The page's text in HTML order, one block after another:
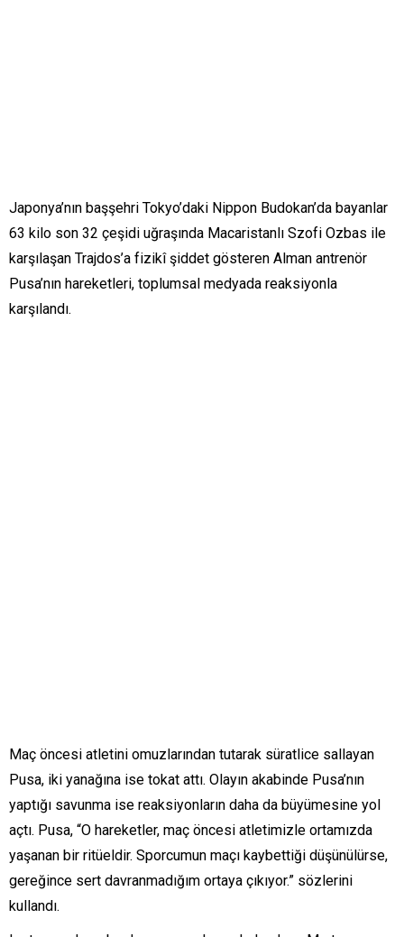
Japonya’nın başşehri Tokyo’daki Nippon Budokan’da bayanlar
63 kilo son 32 çeşidi uğraşında Macaristanlı Szofi Ozbas ile
karşılaşan Trajdos’a fizikî şiddet gösteren Alman antrenör
Pusa’nın hareketleri, toplumsal medyada reaksiyonla
karşılandı.
Maç öncesi atletini omuzlarından tutarak süratlice sallayan
Pusa, iki yanağına ise tokat attı. Olayın akabinde Pusa’nın
yaptığı savunma ise reaksiyonların daha da büyümesine yol
açtı. Pusa, “O hareketler, maç öncesi atletimizle ortamızda
yaşanan bir ritüeldir. Sporcumun maçı kaybettiği düşünülürse,
gereğince sert davranmadığım ortaya çıkıyor.” sözlerini
kullandı.